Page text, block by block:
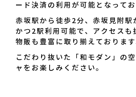
ード決済の利用が可能となってお
赤坂駅から徒歩2分、赤坂見附駅
かつ2駅利用可能で、アクセスも
物販も豊富に取り揃えております
こだわり抜いた「和モダン」の
ャをお楽しみください。